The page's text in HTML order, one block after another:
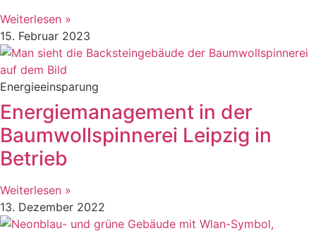
Weiterlesen »
15. Februar 2023
Energieeinsparung
Energiemanagement in der
Baumwollspinnerei Leipzig in
Betrieb
Weiterlesen »
13. Dezember 2022